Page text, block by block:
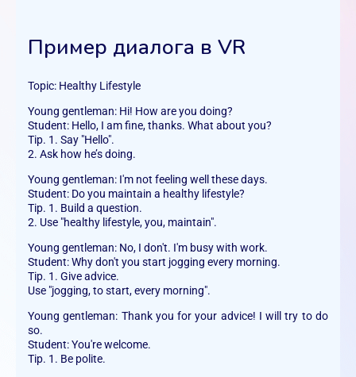
Пример диалога в VR
Topic: Healthy Lifestyle
Young gentleman: Hi! How are you doing?
Student: Hello, I am fine, thanks. What about you?
Tip. 1. Say "Hello".
2. Ask how he’s doing.
Young gentleman: I'm not feeling well these days.
Student: Do you maintain a healthy lifestyle?
Tip. 1. Build a question.
2. Use "healthy lifestyle, you, maintain".
Young gentleman: No, I don't. I'm busy with work.
Student: Why don't you start jogging every morning.
Tip. 1. Give advice.
Use "jogging, to start, every morning".
Young gentleman: Thank you for your advice! I will try to do
so.
Student: You're welcome.
Tip. 1. Be polite.